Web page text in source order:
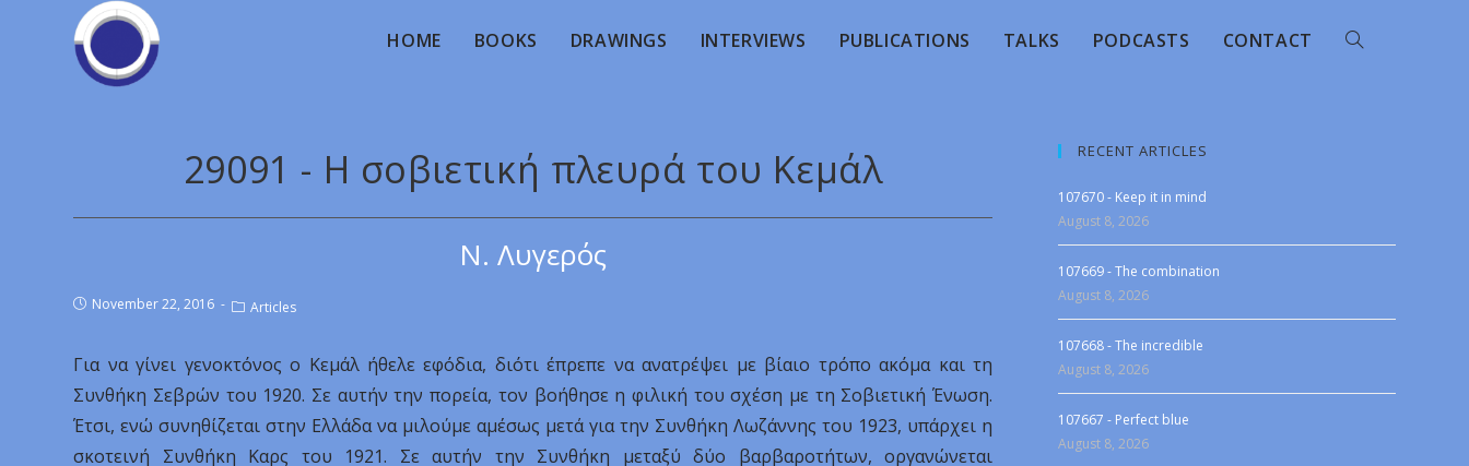
HOME BOOKS DRAWINGS INTERVIEWS PUBLICATIONS TALKS PODCASTS CONTACT
29091 - Η σοβιετική πλευρά του Κεμάλ
Ν. Λυγερός
November 22, 2016 Articles
Για να γίνει γενοκτόνος ο Κεμάλ ήθελε εφόδια, διότι έπρεπε να ανατρέψει με βίαιο τρόπο ακόμα και τη
Συνθήκη Σεβρών του 1920. Σε αυτήν την πορεία, τον βοήθησε η φιλική του σχέση με τη Σοβιετική Ένωση.
Έτσι, ενώ συνηθίζεται στην Ελλάδα να μιλούμε αμέσως μετά για την Συνθήκη Λωζάννης του 1923, υπάρχει η
σκοτεινή Συνθήκη Καρς του 1921. Σε αυτήν την Συνθήκη μεταξύ δύο βαρβαροτήτων, οργανώνεται
RECENT ARTICLES
107670 - Keep it in mind
August 8, 2026
107669 - The combination
August 8, 2026
107668 - The incredible
August 8, 2026
107667 - Perfect blue
August 8, 2026